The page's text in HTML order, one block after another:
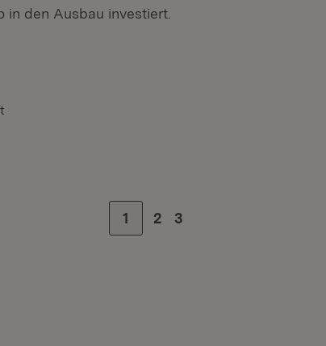
in den Ausbau investiert.
Zur Seite
1 Zur Seite
2 Zur letzten Seite
3